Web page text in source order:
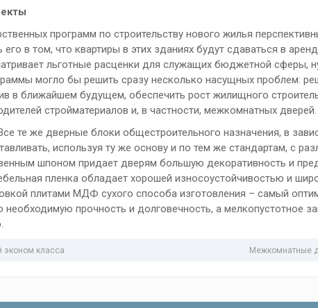
программ по строительству нового жилья
в том, что квартиры в этих зданиях будут сдаваться в
льготные расценки для служащих бюджетной сферы,
могло бы решить сразу несколько насущных проблем:
в ближайшем будущем, обеспечить рост жилищного
стройматериалов и, в частности, межкомнатных дверей.
те же дверные блоки общестроительного назначения, в
используя ту же основу и по тем же стандартам, с
шпоном придает дверям большую декоративность и
пленка обладает хорошей износоустойчивостью и
плитами МДФ сухого способа изготовления – самый
прочность и долговечность, а мелкопустотное
эконом класса Межкомнатные